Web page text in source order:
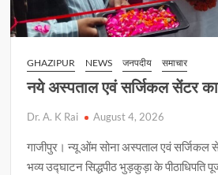
GHAZIPUR NEWS जनपदीय समाचार
नये अस्पताल एवं सर्जिकल सेंटर
Dr. A. K Rai August 4, 2026
गाजीपुर। न्यू ओंम सोना अस्पताल एवं सर्जिकल
भव्य उद्घाटन सिद्धपीठ भुड़कुड़ा के पीठाधिपति